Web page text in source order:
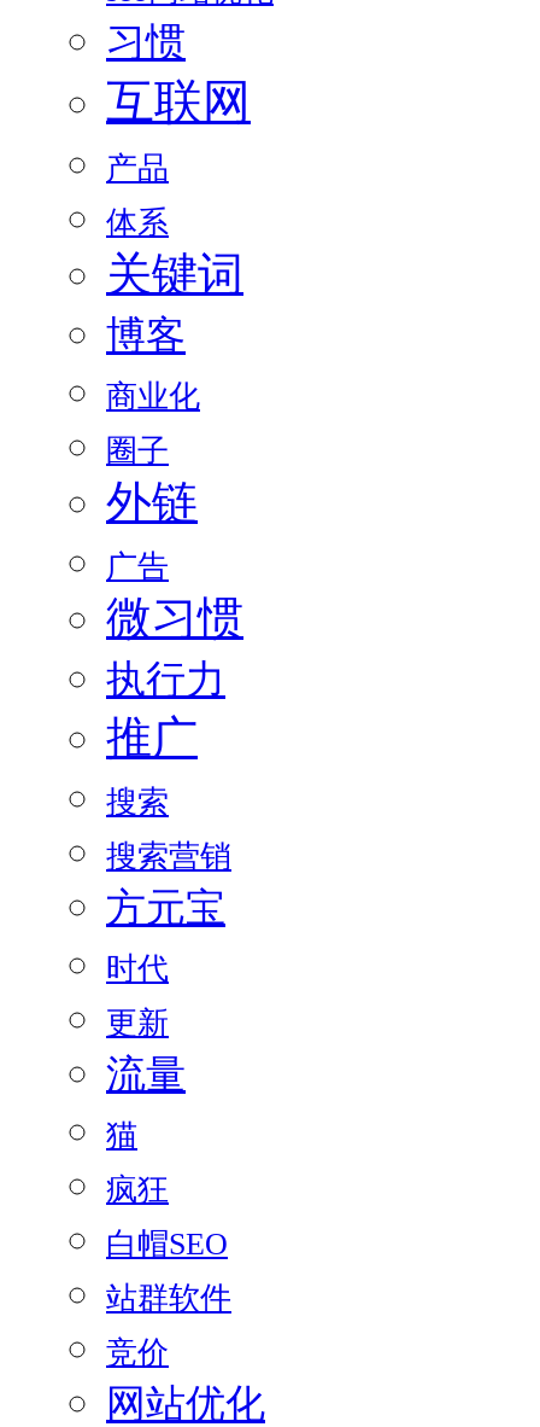
习惯
互联网
产品
体系
关键词
博客
商业化
圈子
外链
广告
微习惯
执行力
推广
搜索
搜索营销
方元宝
时代
更新
流量
猫
疯狂
白帽SEO
站群软件
竞价
网站优化